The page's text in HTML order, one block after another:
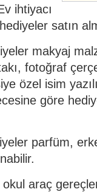
ihtiyacı
satın
makyaj
fotoğraf
özel isim
göre
parfüm,
araç